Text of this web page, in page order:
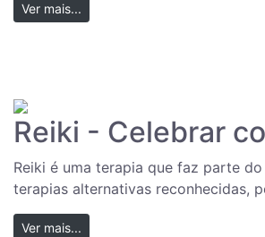
Ver mais...
Reiki - Celebrar
Reiki é uma terapia que faz parte
terapias alternativas reconhecidas,
Ver mais...